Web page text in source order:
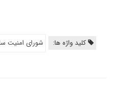
کلید واژه ها: شورای امنیت